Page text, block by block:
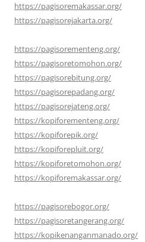
https://pagisoremakassar.org/
https://pagisorejakarta.org/
https://pagisorementeng.org/
https://pagisoretomohon.org/
https://pagisorebitung.org/
https://pagisorepadang.org/
https://pagisorejateng.org/
https://kopiforementeng.org/
https://kopiforepik.org/
https://kopiforepluit.org/
https://kopiforetomohon.org/
https://kopiforemakassar.org/
https://pagisorebogor.org/
https://pagisoretangerang.org/
https://kopikenanganmanado.org/